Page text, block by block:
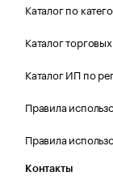
Каталог по
Каталог
Каталог ИП по
Правила
Правила
Контакты